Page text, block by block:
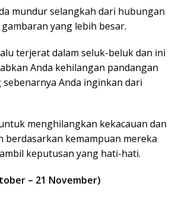
mundur selangkah dari hubungan
yang lebih besar.
terjerat dalam seluk-beluk dan ini
Anda kehilangan pandangan
Anda inginkan dari
menghilangkan kekacauan dan
berdasarkan kemampuan mereka
keputusan yang hati-hati.
– 21 November)